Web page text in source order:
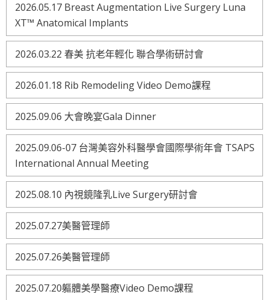
2026.05.17 Breast Augmentation Live Surgery Luna
XT™ Anatomical Implants
2026.03.22 春美 抗老年輕化 聯合學術研討會
2026.01.18 Rib Remodeling Video Demo課程
2025.09.06 大會晚宴Gala Dinner
2025.09.06-07 台灣美容外科醫學會國際學術年會 TSAPS
International Annual Meeting
2025.08.10 內視鏡隆乳Live Surgery研討會
2025.07.27美醫管理師
2025.07.26美醫管理師
2025.07.20軀體美學醫療Video Demo課程